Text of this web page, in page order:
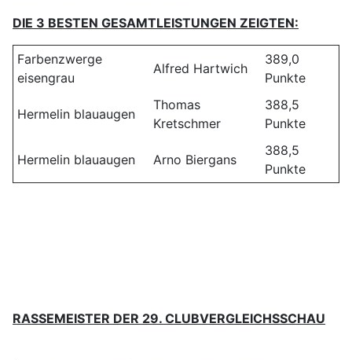
DIE 3 BESTEN GESAMTLEISTUNGEN ZEIGTEN:
Farbenzwerge
eisengrau
Alfred Hartwich
389,0
Punkte
Hermelin blauaugen
Thomas
Kretschmer
388,5
Punkte
Hermelin blauaugen Arno Biergans
388,5
Punkte
RASSEMEISTER DER 29. CLUBVERGLEICHSSCHAU